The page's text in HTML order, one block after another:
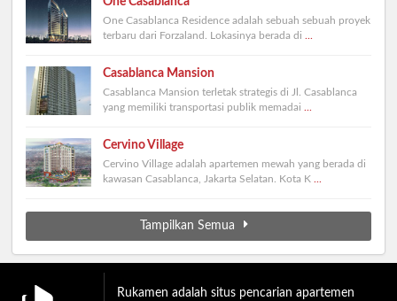
One Casablanca Residence adalah sebuah sebuah proyek
terbaru dari Forzaland. Lokasinya berada di
Casablanca Mansion
Casablanca Mansion terletak strategis di Jl. Casablanca
yang memiliki transportasi publik memadai
Cervino Village
Cervino Village adalah apartemen mewah yang berada di
kawasan Casablanca, Jakarta Selatan. Kota K
Tampilkan Semua
Rukamen adalah situs pencarian apartemen